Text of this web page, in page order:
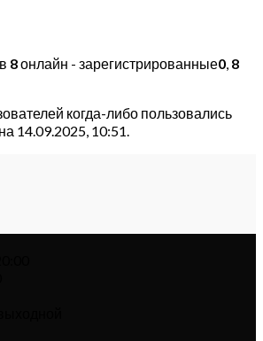
8онлайн - зарегистрированные0, 8
когда-либо пользовались
на 14.09.2025, 10:51.